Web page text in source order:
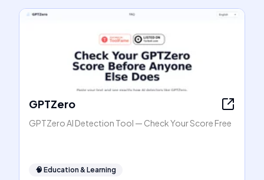
GPTZero
GPTZero AI Detection Tool — Check Your Score Free
🧠 Education & Learning